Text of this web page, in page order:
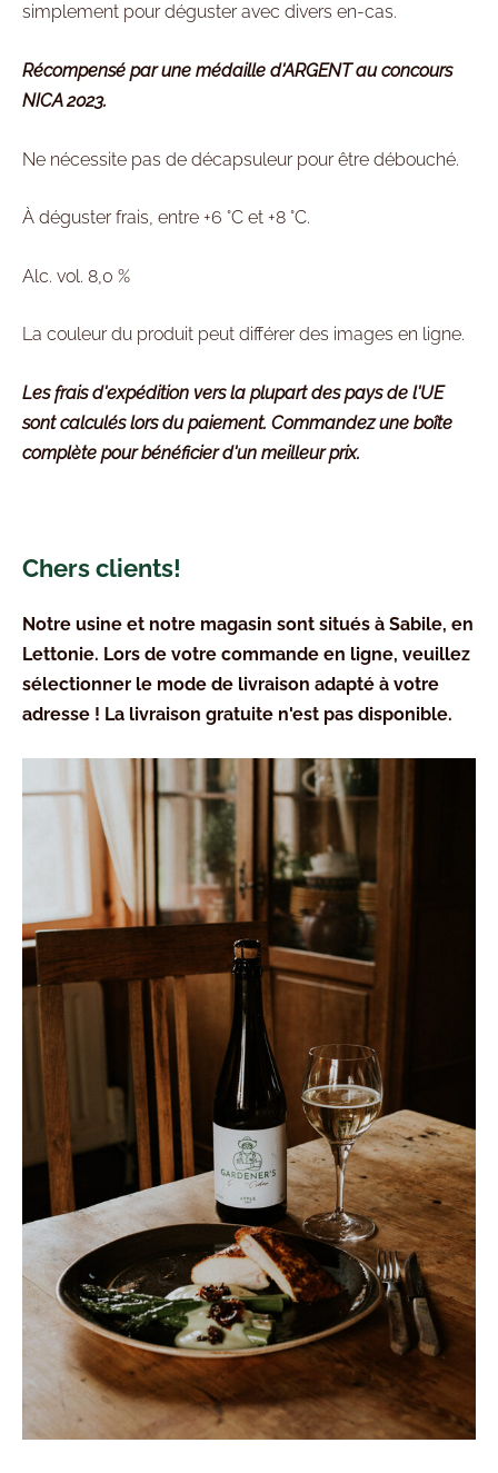
Chers clients!
Notre usine et notre magasin sont situés à Sabile, en
Lettonie. Lors de votre commande en ligne, veuillez
sélectionner le mode de livraison adapté à votre
adresse ! La livraison gratuite n'est pas disponible.
simplement pour déguster avec divers en-cas.
Récompensé par une médaille d'ARGENT au concours
NICA 2023.
Ne nécessite pas de décapsuleur pour être débouché.
À déguster frais, entre +6 °C et +8 °C.
Alc. vol. 8,0 %
La couleur du produit peut différer des images en ligne.
Les frais d'expédition vers la plupart des pays de l'UE
sont calculés lors du paiement. Commandez une boîte
complète pour bénéficier d'un meilleur prix.